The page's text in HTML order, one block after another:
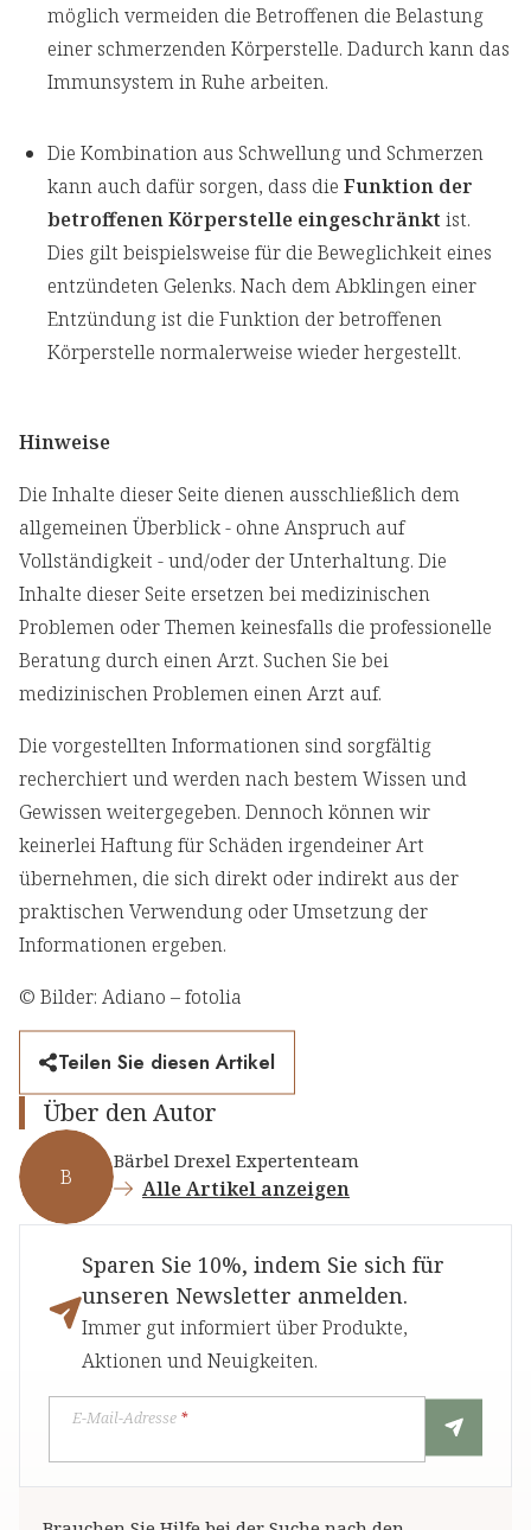
möglich vermeiden die Betroffenen die Belastung
einer schmerzenden Körperstelle. Dadurch kann das
Immunsystem in Ruhe arbeiten.
Die Kombination aus Schwellung und Schmerzen
kann auch dafür sorgen, dass die Funktion der
betroffenen Körperstelle eingeschränkt ist.
Dies gilt beispielsweise für die Beweglichkeit eines
entzündeten Gelenks. Nach dem Abklingen einer
Entzündung ist die Funktion der betroffenen
Körperstelle normalerweise wieder hergestellt.
Hinweise
Die Inhalte dieser Seite dienen ausschließlich dem
allgemeinen Überblick - ohne Anspruch auf
Vollständigkeit - und/oder der Unterhaltung. Die
Inhalte dieser Seite ersetzen bei medizinischen
Problemen oder Themen keinesfalls die professionelle
Beratung durch einen Arzt. Suchen Sie bei
medizinischen Problemen einen Arzt auf.
Die vorgestellten Informationen sind sorgfältig
recherchiert und werden nach bestem Wissen und
Gewissen weitergegeben. Dennoch können wir
keinerlei Haftung für Schäden irgendeiner Art
übernehmen, die sich direkt oder indirekt aus der
praktischen Verwendung oder Umsetzung der
Informationen ergeben.
© Bilder: Adiano – fotolia
Teilen Sie diesen Artikel
Über den Autor
B
Bärbel Drexel Expertenteam
Alle Artikel anzeigen
Sparen Sie 10%, indem Sie sich für
unseren Newsletter anmelden.
Immer gut informiert über Produkte,
Aktionen und Neuigkeiten.
E-Mail-Adresse *